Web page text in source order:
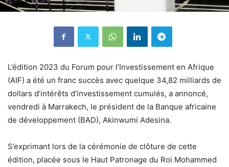
L’édition 2023 du Forum pour l’Investissement en Afrique
(AIF) a été un franc succès avec quelque 34,82 milliards de
dollars d’intérêts d’investissement cumulés, a annoncé,
vendredi à Marrakech, le président de la Banque africaine
de développement (BAD), Akinwumi Adesina.
S’exprimant lors de la cérémonie de clôture de cette
édition, placée sous le Haut Patronage du Roi Mohammed